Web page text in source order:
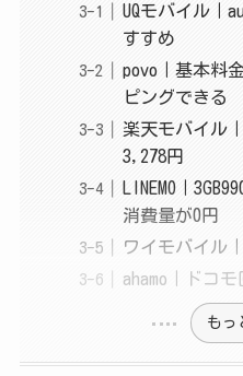
UQモバイル｜
すすめ
povo｜基本料
ピングできる
楽天モバイル
3,278円
LINEMO｜
消費量が0円
ワイモバイル
ahamo｜ドコ
もっ